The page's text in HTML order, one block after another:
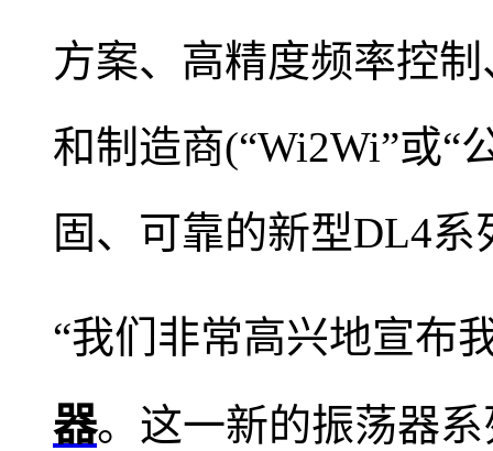
方案、高精度频率控
和制造商(“Wi2Wi”或“
固、可靠的新型DL4系
“我们非常高兴地宣布
器。这一新的振荡器